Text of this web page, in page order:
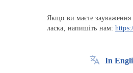
Якщо ви маєте зауваження
ласка, напишіть нам:
In